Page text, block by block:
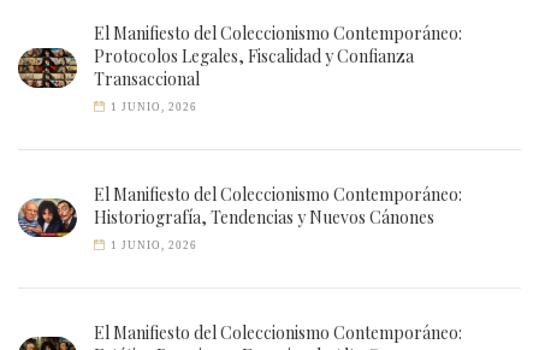
El Manifiesto del Coleccionismo Contemporáneo:
Protocolos Legales, Fiscalidad y Confianza
Transaccional
1 JUNIO, 2026
El Manifiesto del Coleccionismo Contemporáneo:
Historiografía, Tendencias y Nuevos Cánones
1 JUNIO, 2026
El Manifiesto del Coleccionismo Contemporáneo: